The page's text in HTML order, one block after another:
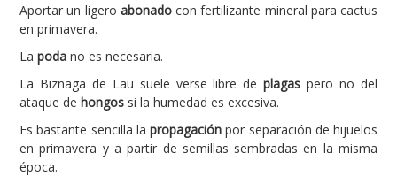
Aportar un ligero abonadocon fertilizante mineral para cactus
en primavera.
La poda no es necesaria.
La Biznaga de Lau suele verse libre deplagas pero no del
ataque de hongos si la humedad es excesiva.
Es bastante sencilla la propagación por separación de hijuelos
en primavera y a partir de semillas sembradas en la misma
época.